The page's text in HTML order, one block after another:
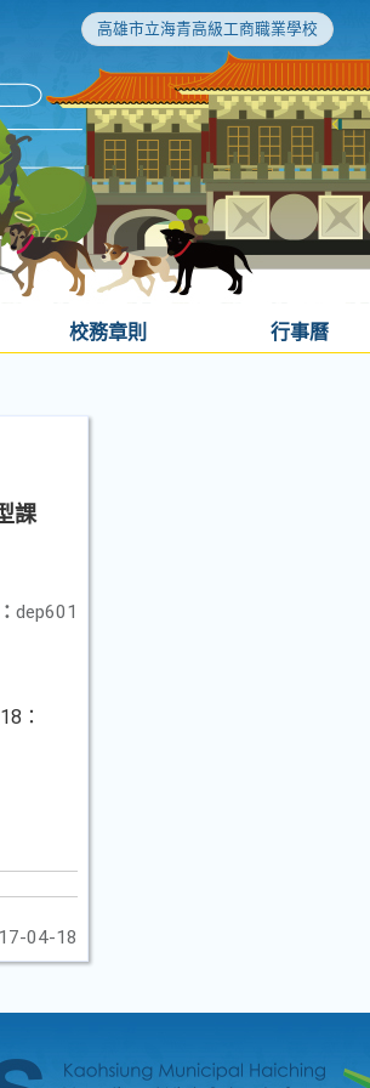
高雄市立海青高級工商職業學校
校務章則 行事曆
課
dep601
：
04-18